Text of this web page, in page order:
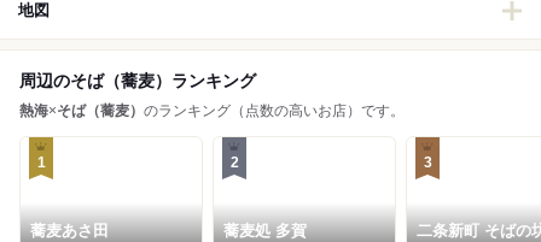
地図
周辺のそば（蕎麦）ランキング
熱海×そば（蕎麦） のランキング（点数の高いお店）です。
1
蕎麦あさ田
2
蕎麦処 多賀
3
二条新町 そばの